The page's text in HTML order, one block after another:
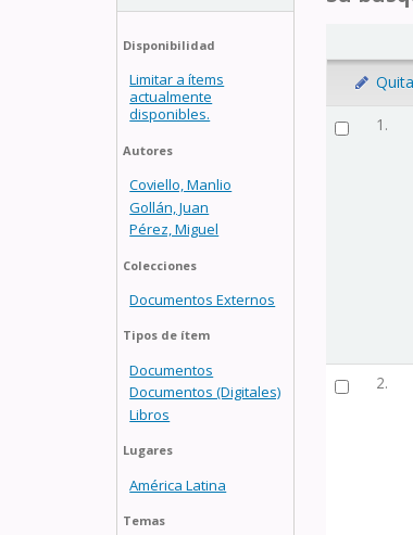
Disponibilidad
Limitar a ítems
actualmente
disponibles.
Autores
Coviello, Manlio
Gollán, Juan
Pérez, Miguel
Colecciones
Documentos Externos
Tipos de ítem
Documentos
Documentos (Digitales)
Libros
Lugares
América Latina
Temas
1.
2.